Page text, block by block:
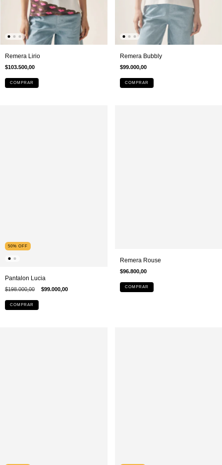
Remera Lirio
$103.500,00
COMPRAR
Remera Bubbly
$99.000,00
COMPRAR
50% OFF
Pantalon Lucia
$198.000,00 $99.000,00
COMPRAR
Remera Rouse
$96.800,00
COMPRAR